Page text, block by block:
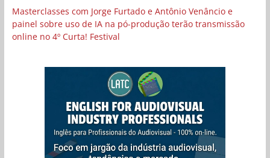
Masterclasses com Jorge Furtado e Antônio Venâncio e
painel sobre uso de IA na pó-produção terão transmissão
online no 4º Curta! Festival